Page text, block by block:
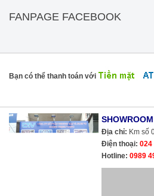
FANPAGE FACEBOOK
Bạn có thể thanh toán với
Địa chỉ: Km số
Điện thoại: 024
Hotline: 0989
Km số